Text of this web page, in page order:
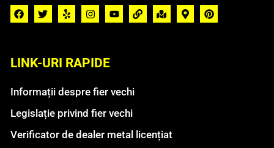
LINK-URI RAPIDE
Informații despre fier vechi
Legislație privind fier vechi
Verificator de dealer metal licențiat